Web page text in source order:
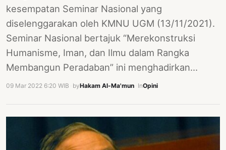
kesempatan Seminar Nasional yang
diselenggarakan oleh KMNU UGM (13/11/2021).
Seminar Nasional bertajuk “Merekonstruksi
Humanisme, Iman, dan Ilmu dalam Rangka
Membangun Peradaban” ini menghadirkan…
09 Mar 2022 6:20 WIB byHakam Al-Ma'mun InOpini